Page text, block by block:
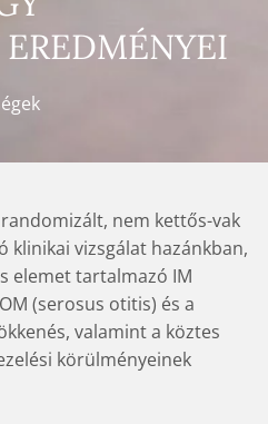
nem kettős-vak
vizsgálat hazánkban,
elemet tartalmazó IM
(serosus otitis) és a
valamint a köztes
körülményeinek